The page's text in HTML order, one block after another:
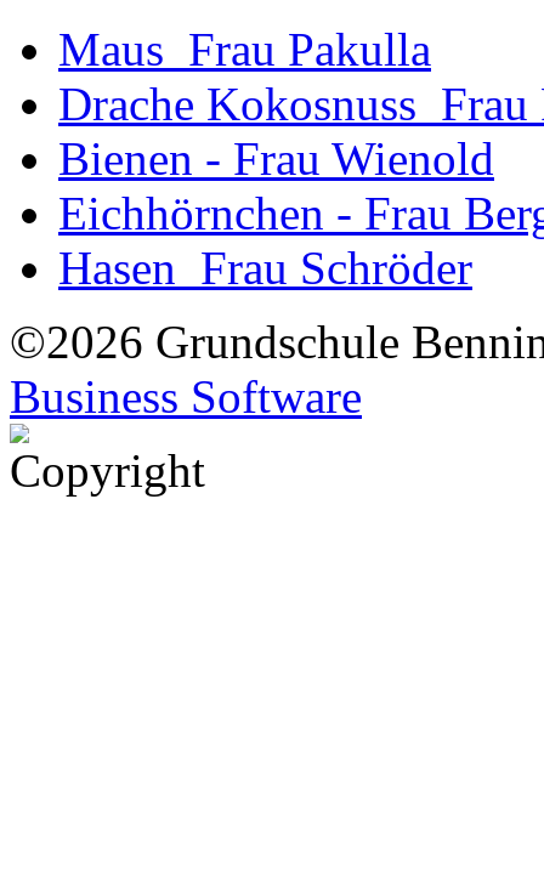
Maus_Frau Pakulla
Drache
Bienen - Frau Wienold
Eichhörnchen - Frau
Hasen_Frau Schröder
©2026 Grundschule
Business Software